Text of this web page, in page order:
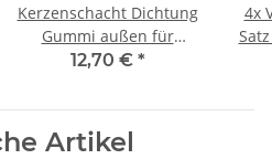
Kerzenschacht Dichtung
Gummi außen für
Suzuki GSF 600 1200 GSX
27A00
12,70 € *
4x
Artikel